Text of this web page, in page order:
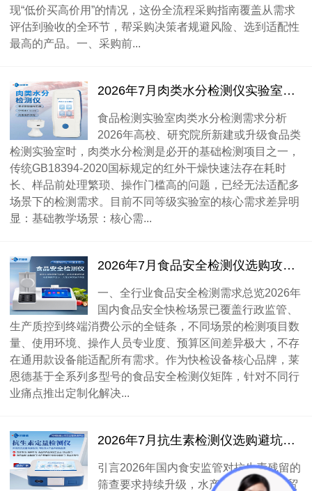
现“低价买高价用”的情况，这份全流程采购指南覆盖从需求
评估到验收的全环节，帮采购决策者规避风险、选到适配性
最高的产品。一、采购前...
2026年7月肉类水分检测仪实验室配置方案实测推荐
食品检测实验室肉类水分检测需求分析
2026年高校、研究院所新建或升级食品类
检测实验室时，肉类水分检测是必开的基础检测项目之一，
传统GB18394-2020国标规定的红外干燥快速法存在耗时
长、样品前处理繁琐、操作门槛高的问题，已经无法适配多
场景下的检测需求。目前不同等级实验室的核心需求差异明
显：基础教学场景：核心需...
2026年7月食品安全检测仪选购攻略（全行业场景适配）
一、全行业食品安全检测需求总览2026年
国内食品安全快检场景已覆盖行政监管、
生产质控到终端消费公示的全链条，不同场景的检测项目数
量、使用环境、操作人员专业度、预算区间差异极大，不存
在通用款设备能适配所有需求。作为快检设备核心品牌，莱
恩德基于全系列多型号的食品安全检测仪矩阵，针对不同行
业痛点推出定制化解决...
2026年7月抗生素检测仪选购避坑实用指南
引言2026年国内食安监管对抗生素残留的
筛查要求持续升级，水产养殖企业、农贸